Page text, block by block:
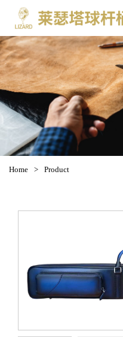
Home > Product